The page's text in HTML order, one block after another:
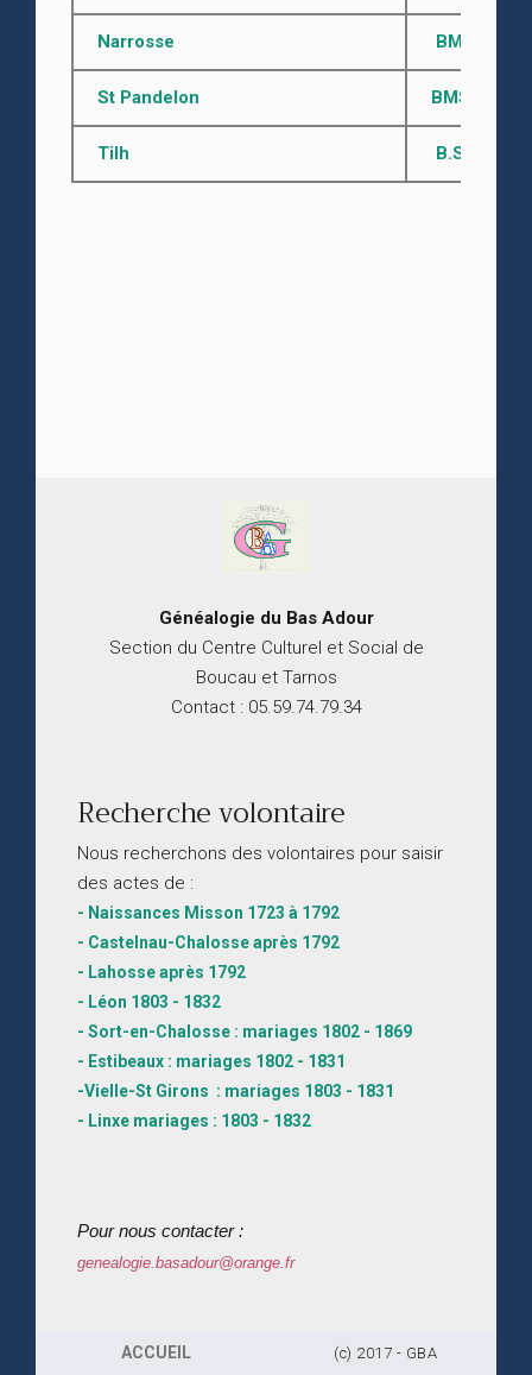
Généalogie du BasAdour
Section du Centre Culturel et Social de
Boucau et Tarnos
Contact : 05.59.74.79.34
Recherche volontaire
Nous recherchons des volontaires pour saisir
des actes de :
- Naissances Misson 1723 à 1792
- Castelnau-Chalosse après 1792
- Lahosse après 1792
- Léon 1803 - 1832
- Sort-en-Chalosse : mariages 1802 - 1869
- Estibeaux : mariages 1802 - 1831
-Vielle-St Girons : mariages 1803 - 1831
- Linxe mariages : 1803 - 1832
Pour nous contacter :
genealogie.basadour@orange.fr
Narrosse BMS avant
St Pandelon BMS avant
Tilh B.S. de
ACCUEIL (c) 2017 - GBA